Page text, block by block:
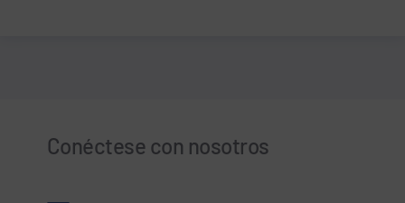
Conéctese con nosotros